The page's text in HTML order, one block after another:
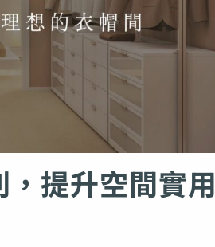
提升空間實用